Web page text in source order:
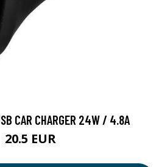
CAR CHARGER 24W / 4.8A
20.5 EUR